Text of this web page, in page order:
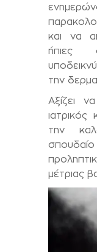
και να
ήπιες
την
Αξίζει
ιατρικός
την
μέτριας